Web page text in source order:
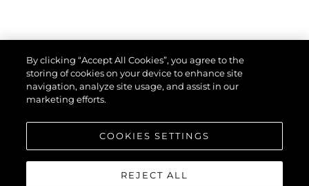
By clicking “Accept All Cookies”, you agree to the
storing of cookies on your device to enhance site
navigation, analyze site usage, and assist in our
marketing efforts.
COOKIES SETTINGS
REJECT ALL